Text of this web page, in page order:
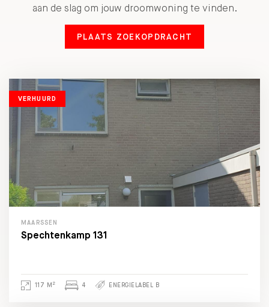
aan de slag om jouw droomwoning te vinden.
PLAATS ZOEKOPDRACHT
VERHUURD
MAARSSEN
Spechtenkamp 131
117 M 2 4 ENERGIELABEL B